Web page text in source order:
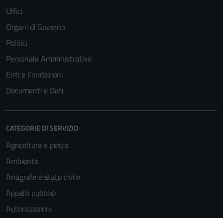
Uffici
Organi di Governo
Politici
Personale Amministrativo
Enti e Fondazioni
Documenti e Dati
CATEGORIE DI SERVIZIO
Agricoltura e pesca
Ambiente
Anagrafe e stato civile
Appalti pubblici
Autorizzazioni